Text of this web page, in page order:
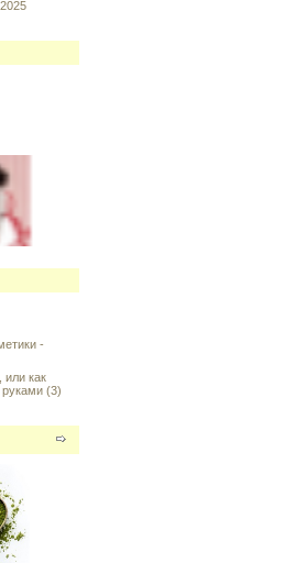
-
-
или как
(3)